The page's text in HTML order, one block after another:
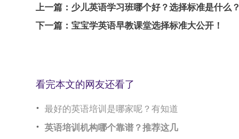
上一篇： 少儿英语学习班哪个好？选择标准是什么？
下一篇： 宝宝学英语早教课堂选择标准大公开！
看完本文的网友还看了
最好的英语培训是哪家呢？有知道
英语培训机构哪个靠谱？推荐这几